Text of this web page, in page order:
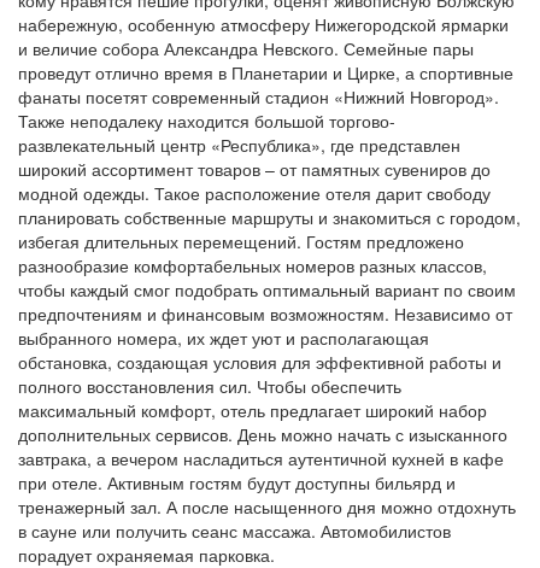
набережную, особенную атмосферу Нижегородской ярмарки
и величие собора Александра Невского. Семейные пары
проведут отлично время в Планетарии и Цирке, а спортивные
фанаты посетят современный стадион «Нижний Новгород».
Также неподалеку находится большой торгово-
развлекательный центр «Республика», где представлен
широкий ассортимент товаров – от памятных сувениров до
модной одежды. Такое расположение отеля дарит свободу
планировать собственные маршруты и знакомиться с городом,
избегая длительных перемещений. Гостям предложено
разнообразие комфортабельных номеров разных классов,
чтобы каждый смог подобрать оптимальный вариант по своим
предпочтениям и финансовым возможностям. Независимо от
выбранного номера, их ждет уют и располагающая
обстановка, создающая условия для эффективной работы и
полного восстановления сил. Чтобы обеспечить
максимальный комфорт, отель предлагает широкий набор
дополнительных сервисов. День можно начать с изысканного
завтрака, а вечером насладиться аутентичной кухней в кафе
при отеле. Активным гостям будут доступны бильярд и
тренажерный зал. А после насыщенного дня можно отдохнуть
в сауне или получить сеанс массажа. Автомобилистов
порадует охраняемая парковка.